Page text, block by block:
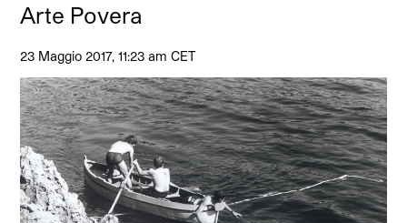
Arte Povera
23 Maggio 2017, 11:23 am CET